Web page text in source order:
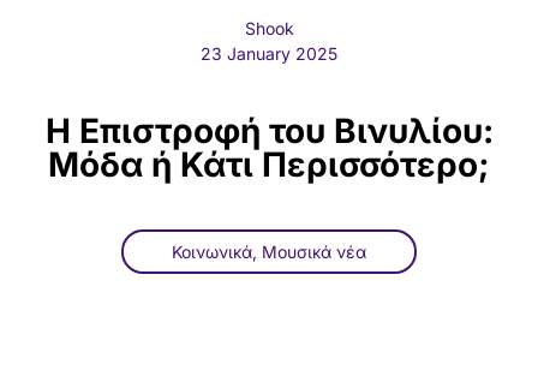
Shook
23 January 2025
Η Επιστροφή του Βινυλίου:
Μόδα ή Κάτι Περισσότερο;
Κοινωνικά, Μουσικά νέα